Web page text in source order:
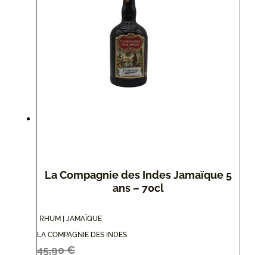
La Compagnie des Indes Jamaïque 5
ans – 70cl
RHUM | JAMAÏQUE
LA COMPAGNIE DES INDES
45,90€